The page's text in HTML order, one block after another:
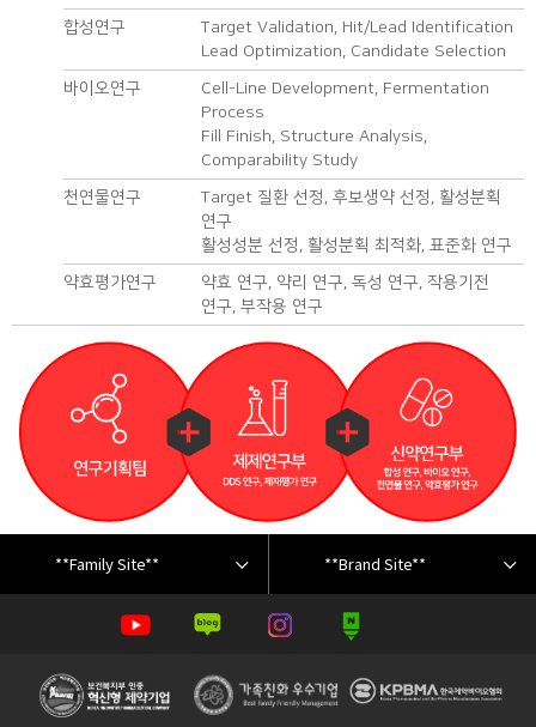
합성연구
Target Validation, Hit/Lead Identification
Lead Optimization, Candidate Selection
바이오연구
Cell-Line Development, Fermentation
Process
Fill Finish, Structure Analysis,
Comparability Study
천연물연구
Target 질환 선정, 후보생약 선정, 활성분획
연구
활성성분 선정, 활성분획 최적화, 표준화 연구
약효평가연구
약효 연구, 약리 연구, 독성 연구, 작용기전
연구, 부작용 연구